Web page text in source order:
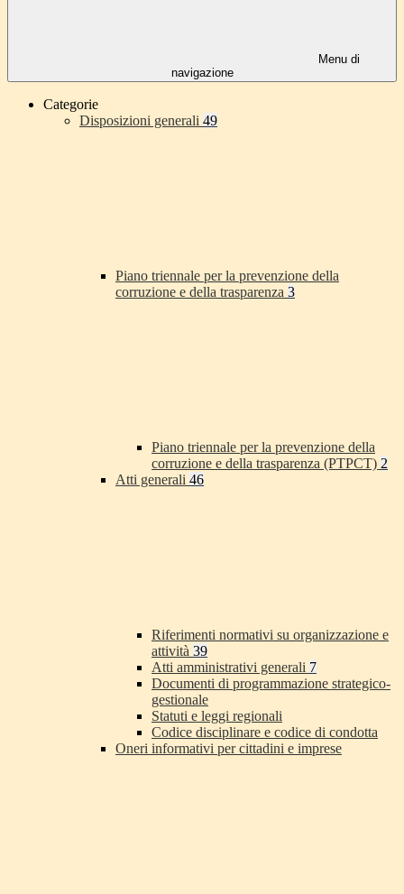
Menu di
navigazione
Categorie
Disposizioni generali 49
Piano triennale per la prevenzione della
corruzione e della trasparenza 3
Piano triennale per la prevenzione della
corruzione e della trasparenza (PTPCT) 2
Atti generali 46
Riferimenti normativi su organizzazione e
attività 39
Atti amministrativi generali 7
Documenti di programmazione strategico-
gestionale
Statuti e leggi regionali
Codice disciplinare e codice di condotta
Oneri informativi per cittadini e imprese